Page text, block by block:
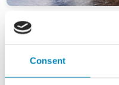
Consent